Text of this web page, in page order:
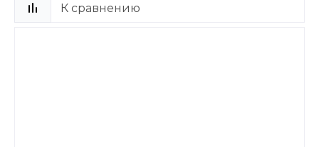
К сравнению